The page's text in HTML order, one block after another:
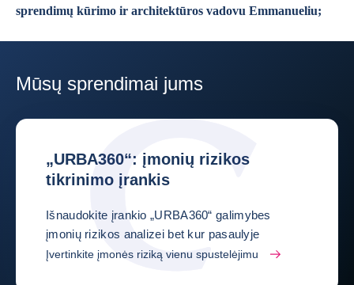
sprendimų kūrimo ir architektūros vadovu Emmanueliu;
Mūsų sprendimai jums
„URBA360“: įmonių rizikos
tikrinimo įrankis
Išnaudokite įrankio „URBA360“ galimybes
įmonių rizikos analizei bet kur pasaulyje
Įvertinkite įmonės riziką vienu spustelėjimu